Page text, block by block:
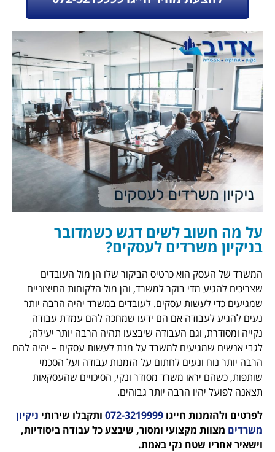
לשים דגש כשמדובר
לעסקים?
הוא כרטיס הביקור שלו הן מול העובדים
בוקר למשרד, והן מול הלקוחות החיצוניים
עסקים. לעובדים במשרד יהיה הרבה יותר
אם הם ידעו שמחכה להם עמדת עבודה
וגם העבודה שיבצעו תהיה הרבה יותר יעילה;
למשרד על מנת לעשות עסקים – יהיה להם
לחתום על הזמנות עבודה ועל הסכמי
משרד מסודר ונקי, הסיכויים שהעסקאות
הרבה יותר גבוהים.
חייגו072-3219999ותקבלו שירותיניקיון
מקצועי ומסור, שיבצע כל עבודה ביסודיות,
שטח נקי באמת.